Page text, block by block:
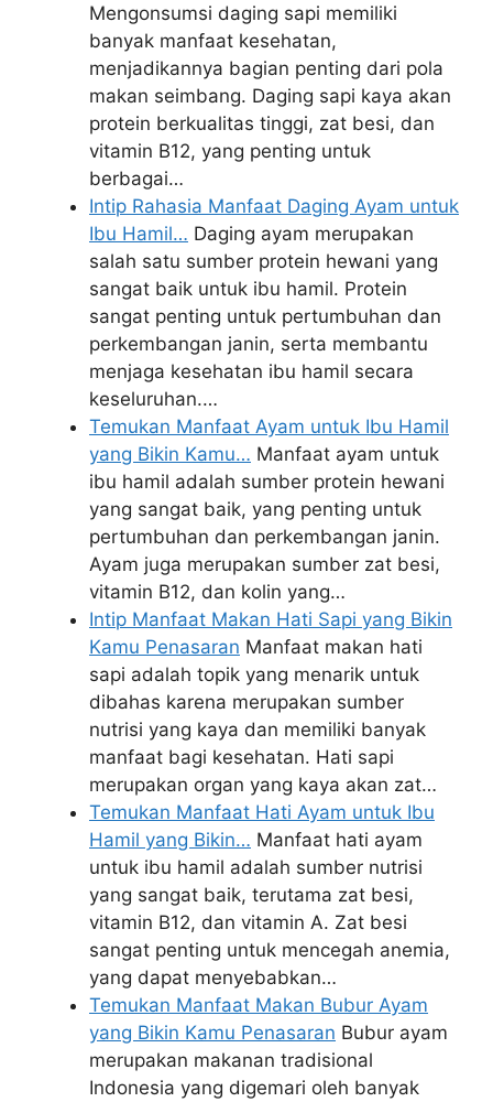
Mengonsumsi daging sapi memiliki
banyak manfaat kesehatan,
menjadikannya bagian penting dari pola
makan seimbang. Daging sapi kaya akan
protein berkualitas tinggi, zat besi, dan
vitamin B12, yang penting untuk
berbagai…
Intip Rahasia Manfaat Daging Ayam untuk
Ibu Hamil… Daging ayam merupakan
salah satu sumber protein hewani yang
sangat baik untuk ibu hamil. Protein
sangat penting untuk pertumbuhan dan
perkembangan janin, serta membantu
menjaga kesehatan ibu hamil secara
keseluruhan.…
Temukan Manfaat Ayam untuk Ibu Hamil
yang Bikin Kamu… Manfaat ayam untuk
ibu hamil adalah sumber protein hewani
yang sangat baik, yang penting untuk
pertumbuhan dan perkembangan janin.
Ayam juga merupakan sumber zat besi,
vitamin B12, dan kolin yang…
Intip Manfaat Makan Hati Sapi yang Bikin
Kamu Penasaran Manfaat makan hati
sapi adalah topik yang menarik untuk
dibahas karena merupakan sumber
nutrisi yang kaya dan memiliki banyak
manfaat bagi kesehatan. Hati sapi
merupakan organ yang kaya akan zat…
Temukan Manfaat Hati Ayam untuk Ibu
Hamil yang Bikin… Manfaat hati ayam
untuk ibu hamil adalah sumber nutrisi
yang sangat baik, terutama zat besi,
vitamin B12, dan vitamin A. Zat besi
sangat penting untuk mencegah anemia,
yang dapat menyebabkan…
Temukan Manfaat Makan Bubur Ayam
yang Bikin Kamu Penasaran Bubur ayam
merupakan makanan tradisional
Indonesia yang digemari oleh banyak